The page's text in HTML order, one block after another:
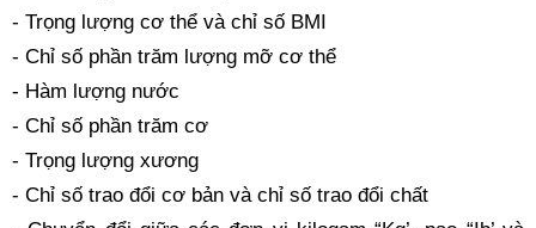
- Trọng lượng cơ thể và chỉ số BMI
- Chỉ số phần trăm lượng mỡ cơ thể
- Hàm lượng nước
- Chỉ số phần trăm cơ
- Trọng lượng xương
- Chỉ số trao đổi cơ bản và chỉ số trao đổi chất